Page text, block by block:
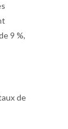
9 %,
de